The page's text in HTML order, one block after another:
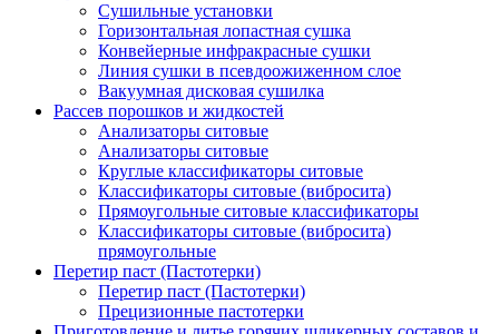
Сушильные установки
Горизонтальная лопастная сушка
Конвейерные инфракрасные сушки
Линия сушки в псевдоожиженном слое
Вакуумная дисковая сушилка
Рассев порошков и жидкостей
Анализаторы ситовые
Анализаторы ситовые
Круглые классификаторы ситовые
Классификаторы ситовые (вибросита)
Прямоугольные ситовые классификаторы
Классификаторы ситовые (вибросита)
прямоугольные
Перетир паст (Пастотерки)
Перетир паст (Пастотерки)
Прецизионные пастотерки